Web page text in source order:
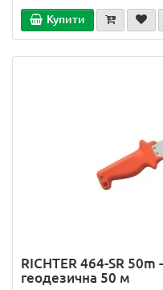
Купити
RICHTER 464-SR
геодезична 50 м